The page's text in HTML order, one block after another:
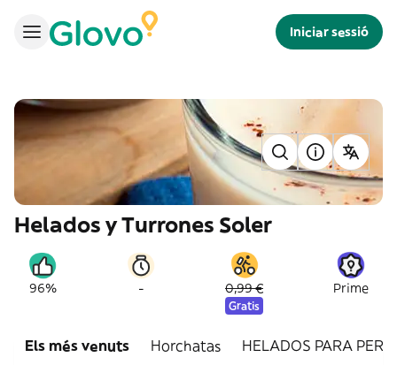
Iniciar sessió
Helados y Turrones Soler
96% - 0,99 €
Gratis
Prime
Els més venuts Horchatas HELADOS PARA